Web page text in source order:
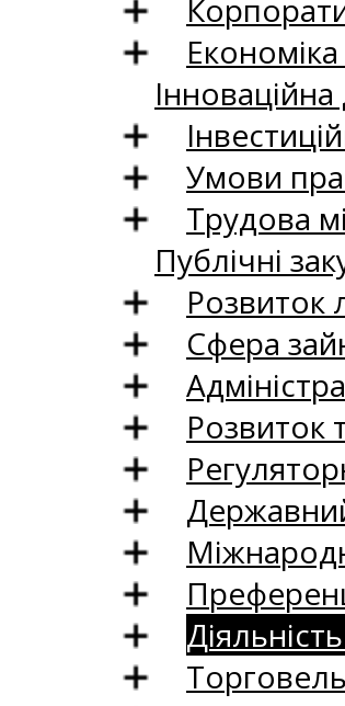
Інноваційна
Умови
Трудова
Публічні
Розвиток
Сфера
Розвиток